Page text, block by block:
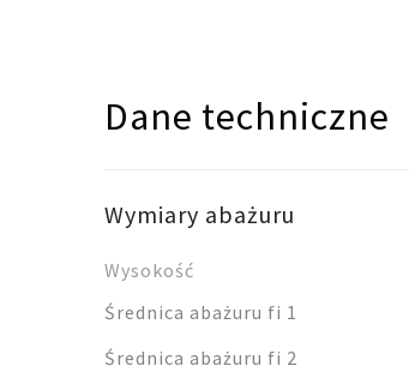
Dane techniczne
Wymiary abażuru
Wysokość
Średnica abażuru fi 1
Średnica abażuru fi 2